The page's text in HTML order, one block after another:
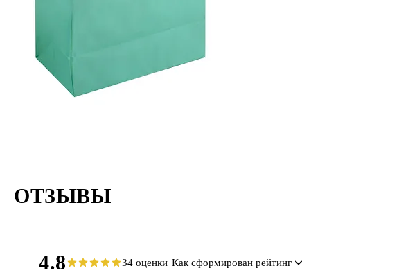
ОТЗЫВЫ
4.8 34 оценки Как сформирован рейтинг